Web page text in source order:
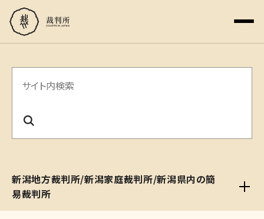
サ
内
索
新潟地方裁判所/新潟家庭裁判所/新潟県内の簡
易裁判所